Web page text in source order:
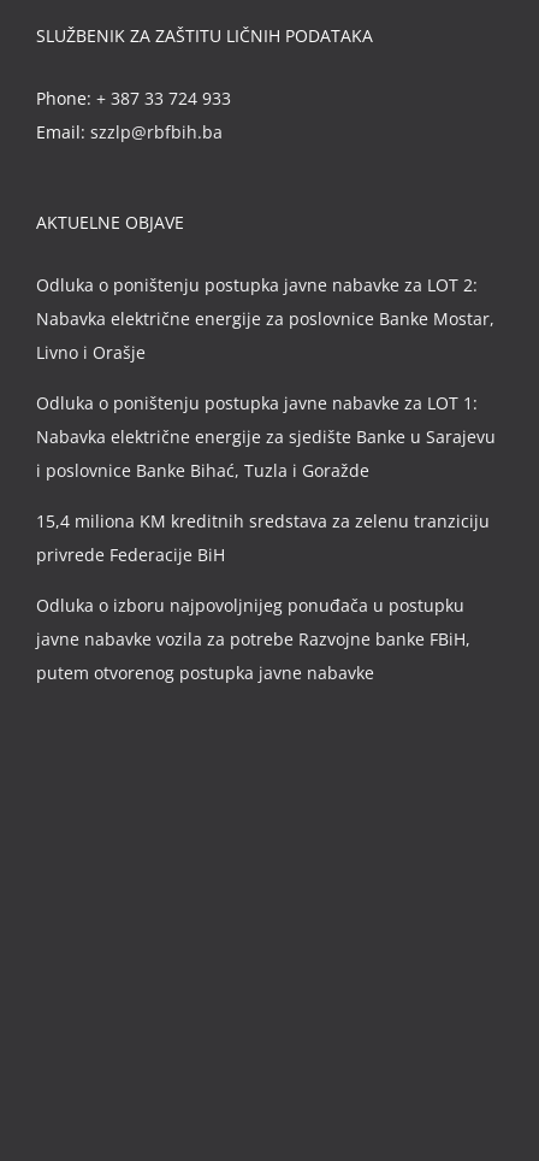
SLUŽBENIK ZA ZAŠTITU LIČNIH PODATAKA
Phone: + 387 33 724 933
Email: szzlp@rbfbih.ba
AKTUELNE OBJAVE
Odluka o poništenju postupka javne nabavke za LOT 2:
Nabavka električne energije za poslovnice Banke Mostar,
Livno i Orašje
Odluka o poništenju postupka javne nabavke za LOT 1:
Nabavka električne energije za sjedište Banke u Sarajevu
i poslovnice Banke Bihać, Tuzla i Goražde
15,4 miliona KM kreditnih sredstava za zelenu tranziciju
privrede Federacije BiH
Odluka o izboru najpovoljnijeg ponuđača u postupku
javne nabavke vozila za potrebe Razvojne banke FBiH,
putem otvorenog postupka javne nabavke